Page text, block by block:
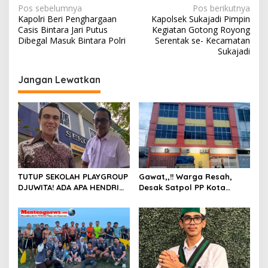
N
a
v
g
a
s
i
p
o
s
Pos sebelumnya
Kapolri Beri Penghargaan
Casis Bintara Jari Putus
Dibegal Masuk Bintara Polri
Pos berikutnya
Kapolsek Sukajadi Pimpin
Kegiatan Gotong Royong
Serentak se- Kecamatan
Sukajadi
Jangan Lewatkan
TUTUP SEKOLAH PLAYGROUP
DJUWITA! ADA APA HENDRI
Gawat,,!! Warga Resah,
Desak Satpol PP Kota
Stay yang Diduga Tempat
Ajang “Kumpul Kebo”.